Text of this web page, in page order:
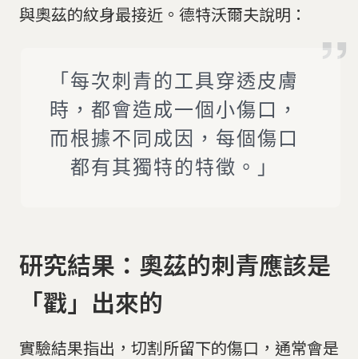
與奧茲的紋身最接近。德特沃爾夫說明：
「每次刺青的工具穿透皮膚
時，都會造成一個小傷口，
而根據不同成因，每個傷口
都有其獨特的特徵。」
研究結果：奧茲的刺青應該是
「戳」出來的
實驗結果指出，切割所留下的傷口，通常會是